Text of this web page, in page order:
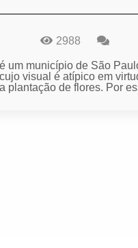
2988
um município de São
visual é atípico em
plantação de flores. Por